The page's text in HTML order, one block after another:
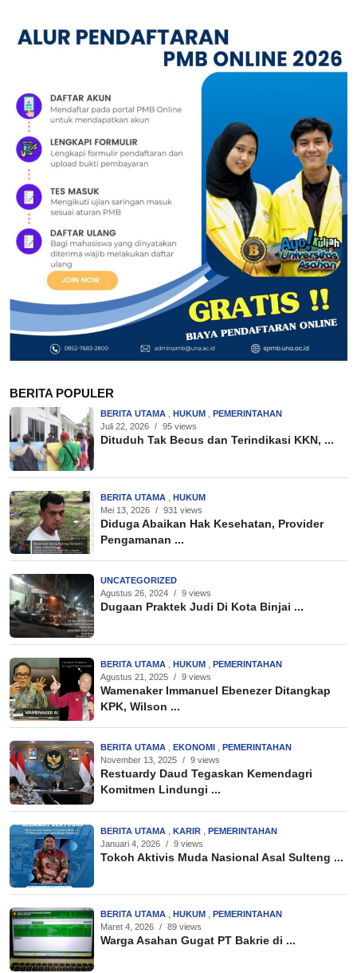
BERITA POPULER
BERITA UTAMA HUKUM
PEMERINTAHAN
Juli 22, 2026 / 95 views
Dituduh Tak Becus dan Terindikasi KKN, ...
BERITA UTAMA
HUKUM
Mei 13, 2026 / 931 views
Diduga Abaikan Hak Kesehatan, Provider
Pengamanan ...
UNCATEGORIZED
Agustus 26, 2024 / 9 views
Dugaan Praktek Judi Di Kota Binjai ...
BERITA UTAMA HUKUM
PEMERINTAHAN
Agustus 21, 2025 / 9 views
Wamenaker Immanuel Ebenezer Ditangkap
KPK, Wilson ...
BERITA UTAMA EKONOMI
PEMERINTAHAN
November 13, 2025 / 9 views
Restuardy Daud Tegaskan Kemendagri
Komitmen Lindungi ...
BERITA UTAMA KARIR
PEMERINTAHAN
Januari 4, 2026 / 9 views
Tokoh Aktivis Muda Nasional Asal Sulteng ...
BERITA UTAMA HUKUM
PEMERINTAHAN
Maret 4, 2026 / 89 views
Warga Asahan Gugat PT Bakrie di ...